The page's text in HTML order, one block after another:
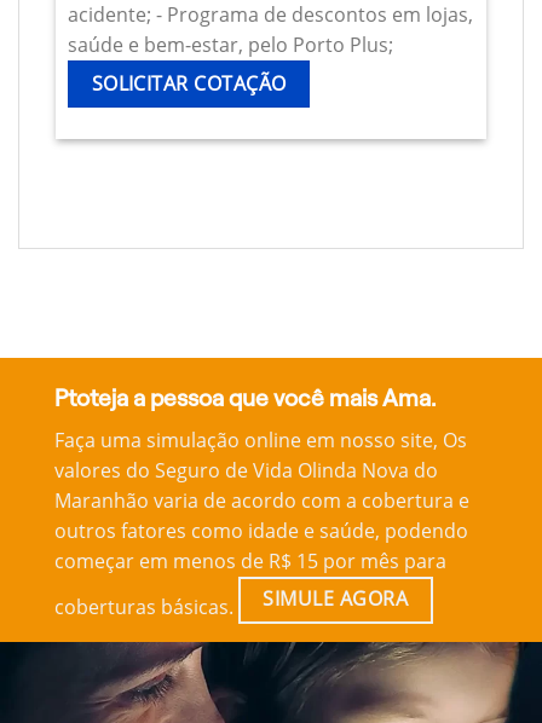
acidente; - Programa de descontos em lojas,
saúde e bem-estar, pelo Porto Plus;
SOLICITAR COTAÇÃO
Ptoteja a pessoa que você mais Ama.
Faça uma simulação online em nosso site, Os
valores do Seguro de Vida Olinda Nova do
Maranhão varia de acordo com a cobertura e
outros fatores como idade e saúde, podendo
começar em menos de R$ 15 por mês para
coberturas básicas.
SIMULE AGORA